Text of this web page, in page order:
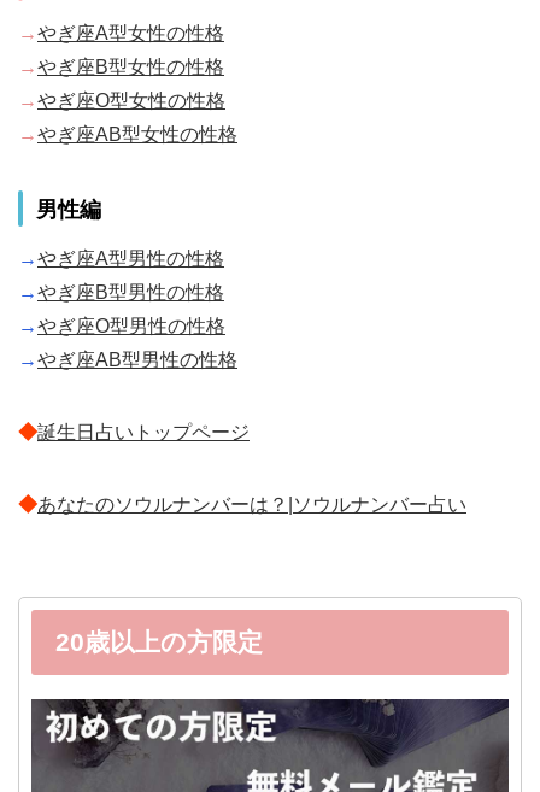
→やぎ座A型女性の性格
→やぎ座B型女性の性格
→やぎ座O型女性の性格
→やぎ座AB型女性の性格
男性編
→やぎ座A型男性の性格
→やぎ座B型男性の性格
→やぎ座O型男性の性格
→やぎ座AB型男性の性格
◆誕生日占いトップページ
◆あなたのソウルナンバーは？|ソウルナンバー占い
20歳以上の方限定